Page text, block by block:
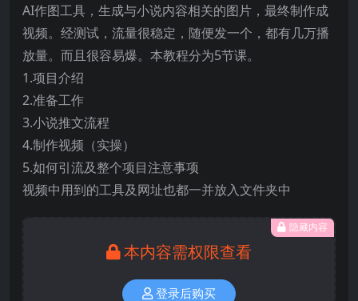
AI作图工具，生成与小说内容相关的图片，最终制作成
视频。经测试，流量很稳定，随便发一个，都有几万播
放量。而且很容易爆。本教程分为5节课。
1.项目介绍
2.准备工作
3.小说推文流程
4.制作视频（实操）
5.如何引流及整个项目注意事项
视频中用到的工具及网址也都一并放入文件夹中
隐藏内容
本内容需权限查看
登录后购买